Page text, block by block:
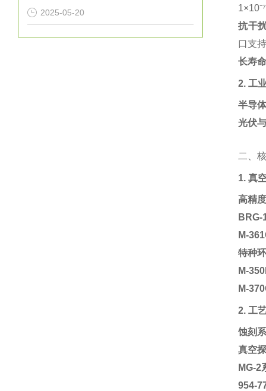
2025-05-20
抗干
口支
长寿
2. 工
半导
光伏
二、
1. 真
高精
BRG-
M-
特种
M-
M-
2. 工
蚀刻
真空
MG-2
954-